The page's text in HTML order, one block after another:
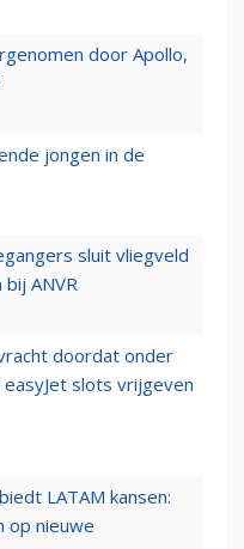
door Apollo,
jongen in de
sluit vliegveld
bij ANVR
doordat onder
slots vrijgeven
LATAM kansen:
op nieuwe